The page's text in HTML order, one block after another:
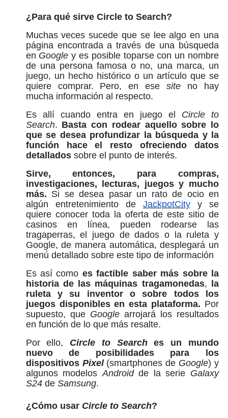
¿Para qué sirve Circle to Search?
Muchas veces sucede que se lee algo en una
página encontrada a través de una búsqueda
en Googley es posible toparse con un nombre
de una persona famosa o no, una marca, un
juego, un hecho histórico o un artículo que se
quiere comprar. Pero, en esesite no hay
mucha información al respecto.
Es allí cuando entra en juego el Circle to
Search. Basta con rodear aquello sobre lo
que se desea profundizar la búsqueda y la
función hace el resto ofreciendo datos
detalladossobre el punto de interés.
Sirve, entonces, para compras,
investigaciones, lecturas, juegos y mucho
más. Si se desea pasar un rato de ocio en
algún entretenimiento de JackpotCityy se
quiere conocer toda la oferta de este sitio de
casinos en línea, pueden rodearse las
tragaperras, el juego de dados o la ruleta y
Google, de manera automática, desplegará un
menú detallado sobre este tipo de información
Es así como es factible saber más sobre la
historia de las máquinas tragamonedas, la
ruleta y su inventor o sobre todos los
juegos disponibles en esta plataforma. Por
supuesto, que Google arrojará los resultados
en función de lo que más resalte.
Por ello, Circle to Searches un mundo
nuevo de posibilidades para los
dispositivos Pixel (smartphones de Google) y
algunos modelos Androidde la serie Galaxy
S24 de Samsung.
¿Cómo usar Circle to Search?